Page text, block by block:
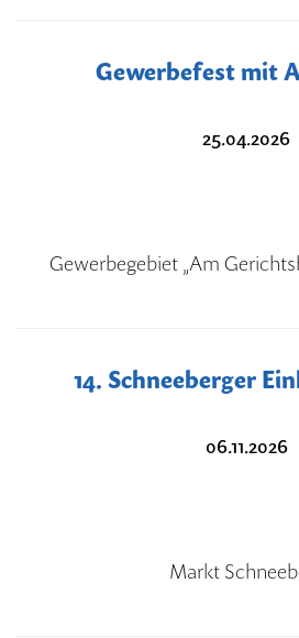
Gewerbefest mit
25.04.2026
Gewerbegebiet „Am
14. Schneeberger
06.11.2026
Markt